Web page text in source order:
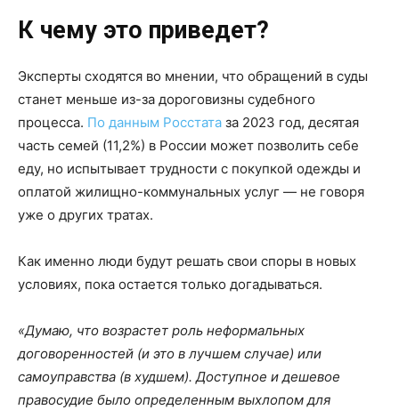
К чему это приведет?
Эксперты сходятся во мнении, что обращений в суды
станет меньше из-за дороговизны судебного
процесса. По данным Росстата за 2023 год, десятая
часть семей (11,2%) в России может позволить себе
еду, но испытывает трудности с покупкой одежды и
оплатой жилищно-коммунальных услуг — не говоря
уже о других тратах.
Как именно люди будут решать свои споры в новых
условиях, пока остается только догадываться.
«Думаю, что возрастет роль неформальных
договоренностей (и это в лучшем случае) или
самоуправства (в худшем). Доступное и дешевое
правосудие было определенным выхлопом для